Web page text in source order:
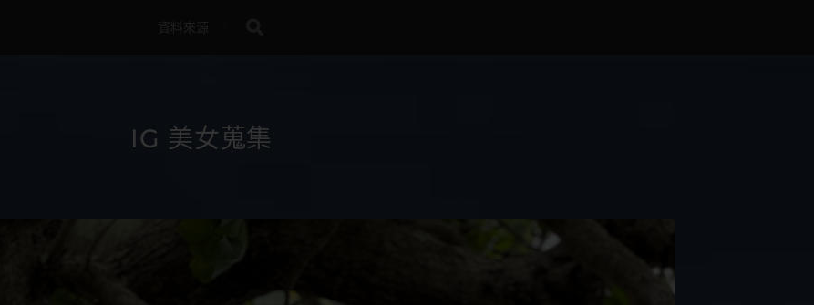
資料來源
IG 美女蒐集